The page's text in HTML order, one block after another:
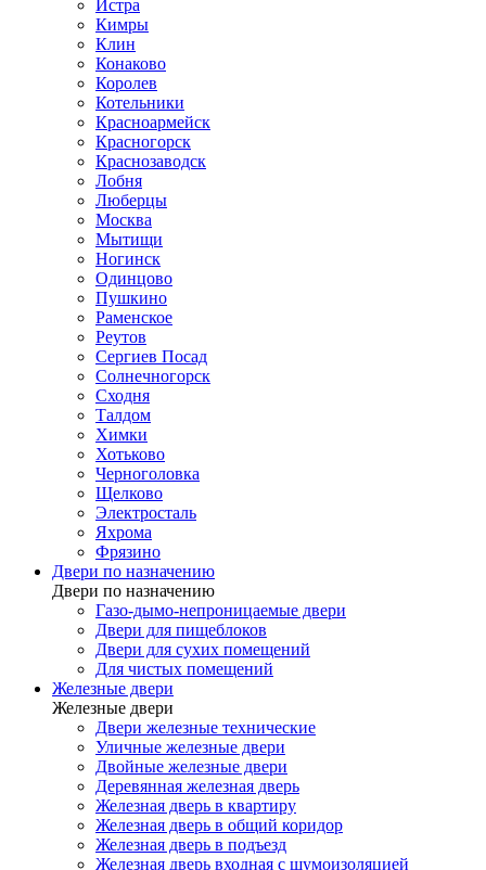
Истра
Кимры
Клин
Конаково
Королев
Котельники
Красноармейск
Красногорск
Краснозаводск
Лобня
Люберцы
Москва
Мытищи
Ногинск
Одинцово
Пушкино
Раменское
Реутов
Сергиев Посад
Солнечногорск
Сходня
Талдом
Химки
Хотьково
Черноголовка
Щелково
Электросталь
Яхрома
Фрязино
Двери по назначению
Двери по назначению
Газо-дымо-непроницаемые двери
Двери для пищеблоков
Двери для сухих помещений
Для чистых помещений
Железные двери
Железные двери
Двери железные технические
Уличные железные двери
Двойные железные двери
Деревянная железная дверь
Железная дверь в квартиру
Железная дверь в общий коридор
Железная дверь в подъезд
Железная дверь входная с шумоизоляцией